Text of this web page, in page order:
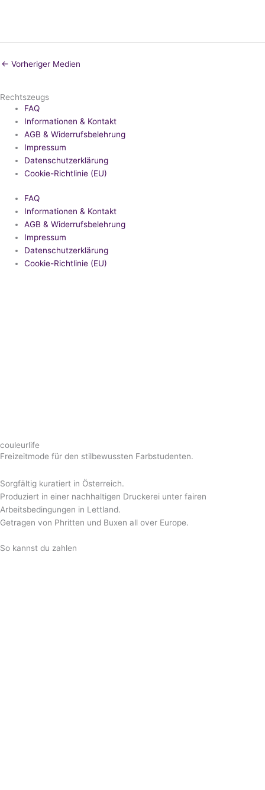
← Vorheriger Medien
Rechtszeugs
FAQ
Informationen & Kontakt
AGB & Widerrufsbelehrung
Impressum
Datenschutzerklärung
Cookie-Richtlinie (EU)
FAQ
Informationen & Kontakt
AGB & Widerrufsbelehrung
Impressum
Datenschutzerklärung
Cookie-Richtlinie (EU)
couleurlife
Freizeitmode für den stilbewussten Farbstudenten.
Sorgfältig kuratiert in Österreich.
Produziert in einer nachhaltigen Druckerei unter fairen
Arbeitsbedingungen in Lettland.
Getragen von Phritten und Buxen all over Europe.
So kannst du zahlen